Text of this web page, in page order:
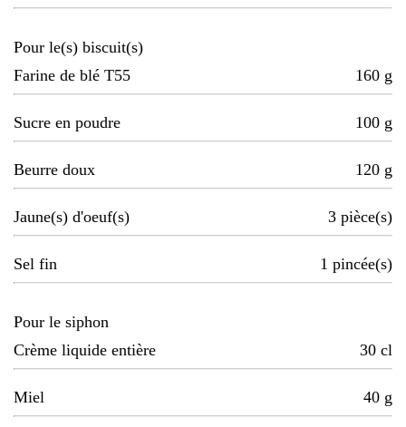
Pour le(s) biscuit(s)
Farine de blé T55
160 g
Sucre en poudre 100 g
Beurre doux 120 g
Jaune(s) d'oeuf(s) 3 pièce(s)
Sel fin 1 pincée(s)
Pour le siphon
Crème liquide entière
30 cl
Miel 40 g